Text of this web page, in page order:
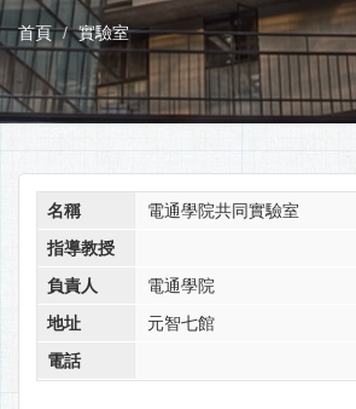
首頁 實驗室
名稱
電通學院共同實驗室
指導教授
負責人
電通學院
地址
元智七館
電話